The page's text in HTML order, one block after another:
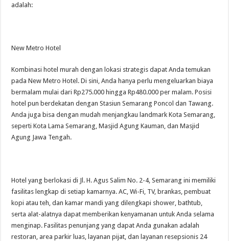
adalah:
New Metro Hotel
Kombinasi hotel murah dengan lokasi strategis dapat Anda temukan
pada New Metro Hotel. Di sini, Anda hanya perlu mengeluarkan biaya
bermalam mulai dari Rp275.000 hingga Rp480.000 per malam. Posisi
hotel pun berdekatan dengan Stasiun Semarang Poncol dan Tawang.
Anda juga bisa dengan mudah menjangkau landmark Kota Semarang,
seperti Kota Lama Semarang, Masjid Agung Kauman, dan Masjid
Agung Jawa Tengah.
Hotel yang berlokasi di Jl. H. Agus Salim No. 2-4, Semarang ini memiliki
fasilitas lengkap di setiap kamarnya. AC, Wi-Fi, TV, brankas, pembuat
kopi atau teh, dan kamar mandi yang dilengkapi shower, bathtub,
serta alat-alatnya dapat memberikan kenyamanan untuk Anda selama
menginap. Fasilitas penunjang yang dapat Anda gunakan adalah
restoran, area parkir luas, layanan pijat, dan layanan resepsionis 24